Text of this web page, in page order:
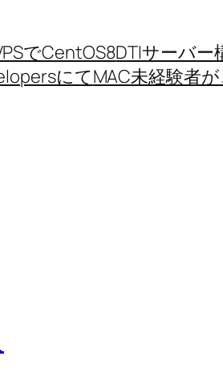
でCentOS8DTIサーバー
にてMAC未経験者